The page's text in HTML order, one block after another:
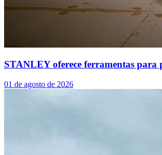
STANLEY oferece ferramentas para
01 de agosto de 2026